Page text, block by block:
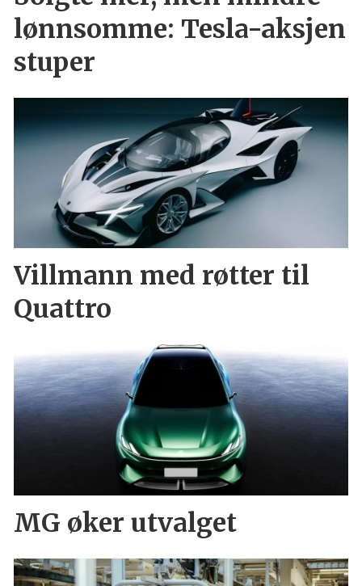
lønnsomme: Tesla-aksjen
stuper
Villmann med røtter til
Quattro
MG øker utvalget